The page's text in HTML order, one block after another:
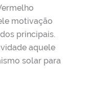
motivação
principais.
aquele
solar para